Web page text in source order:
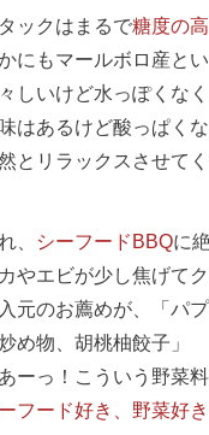
ックはまるで糖度の
にもマールボロ産とい
しいけど水っぽくな
はあるけど酸っぱく
とリラックスさせてく
、 シーフードBBQに
やエビが少し焦げて
元のお薦めが、「パ
め物、胡桃柚餃子」
ーっ！こういう野菜
フード好き、野菜好